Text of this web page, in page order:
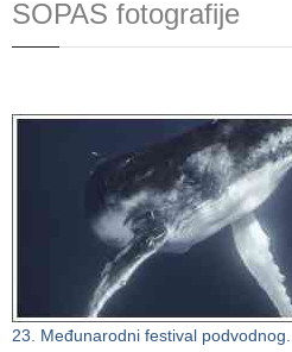
SOPAS fotografije
23. Međunarodni festival podvodnog...